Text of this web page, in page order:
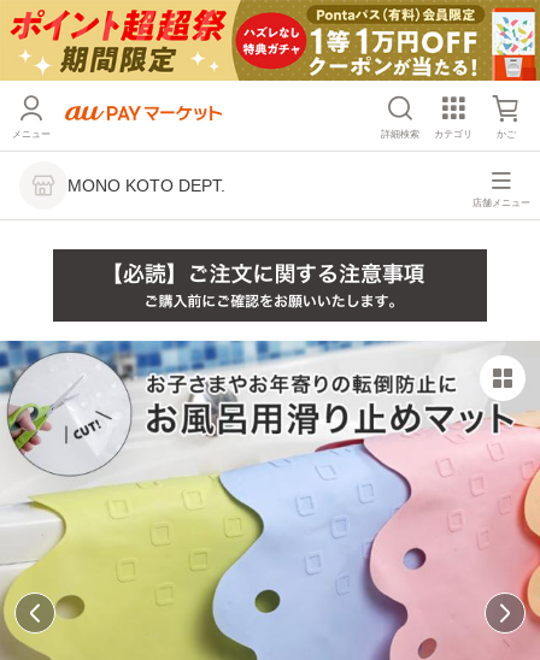
メニュー 詳細検索 カテゴリ かご
MONO KOTO DEPT.
店舗メニュー